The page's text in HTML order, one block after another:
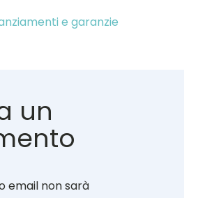
e garanzie
un
email non sarà